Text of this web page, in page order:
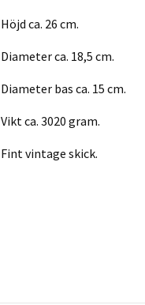
Höjd ca. 26 cm.
Diameter ca. 18,5 cm.
Diameter bas ca. 15 cm.
Vikt ca. 3020 gram.
Fint vintage skick.